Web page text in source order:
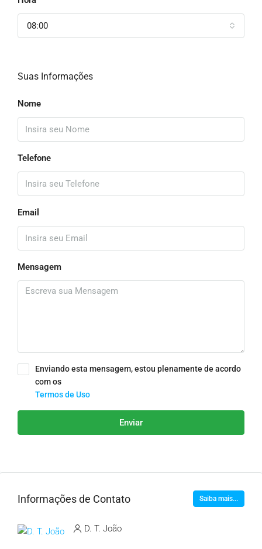
08:00
Suas Informações
Nome
Telefone
Email
Mensagem
Enviando esta mensagem, estou plenamente de acordo
com os
Termos de Uso
Enviar
Informações de Contato Saiba mais...
D. T. João